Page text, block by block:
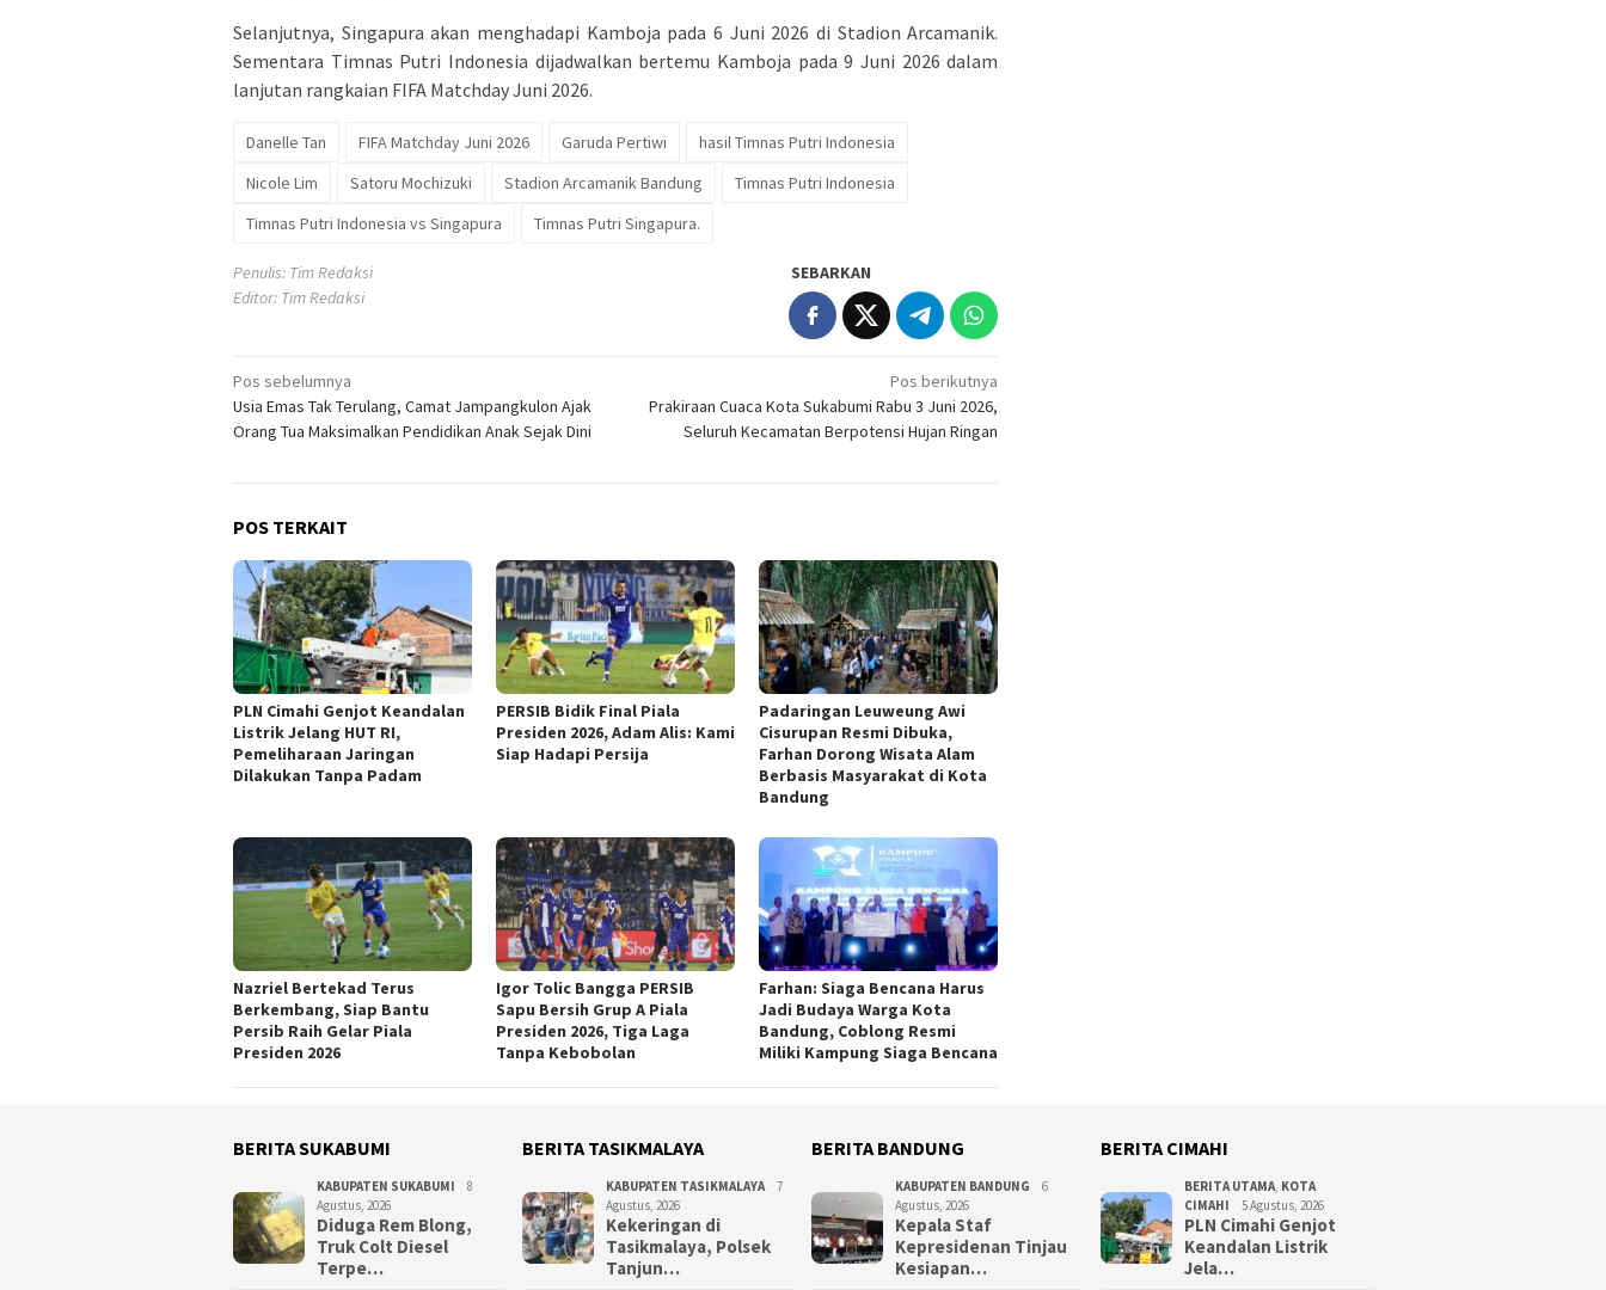
Selanjutnya, Singapura akan menghadapi Kamboja pada 6 Juni 2026 di Stadion Arcamanik.
Sementara Timnas Putri Indonesia dijadwalkan bertemu Kamboja pada 9 Juni 2026 dalam
lanjutan rangkaian FIFA Matchday Juni 2026.
Danelle Tan FIFA Matchday Juni 2026 Garuda Pertiwi
hasil Timnas Putri Indonesia
Nicole Lim
Satoru Mochizuki Stadion Arcamanik Bandung
Timnas Putri Indonesia
Timnas Putri Indonesia vs Singapura
Timnas Putri Singapura.
Penulis: Tim Redaksi
Editor: Tim Redaksi
SEBARKAN
Navigasi
pos
Pos sebelumnya
Usia Emas Tak Terulang, Camat Jampangkulon Ajak
Orang Tua Maksimalkan Pendidikan Anak Sejak Dini
Pos berikutnya
Prakiraan Cuaca Kota Sukabumi Rabu 3 Juni 2026,
Seluruh Kecamatan Berpotensi Hujan Ringan
POS TERKAIT
PLN Cimahi Genjot Keandalan
Listrik Jelang HUT RI,
Pemeliharaan Jaringan
Dilakukan Tanpa Padam
PERSIB Bidik Final Piala
Presiden 2026, Adam Alis: Kami
Siap Hadapi Persija
Padaringan Leuweung Awi
Cisurupan Resmi Dibuka,
Farhan Dorong Wisata Alam
Berbasis Masyarakat di Kota
Bandung
Nazriel Bertekad Terus
Berkembang, Siap Bantu
Persib Raih Gelar Piala
Presiden 2026
Igor Tolic Bangga PERSIB
Sapu Bersih Grup A Piala
Presiden 2026, Tiga Laga
Tanpa Kebobolan
Farhan: Siaga Bencana Harus
Jadi Budaya Warga Kota
Bandung, Coblong Resmi
Miliki Kampung Siaga Bencana
BERITA SUKABUMI
KABUPATEN SUKABUMI
8
Agustus, 2026
Diduga Rem Blong,
Truk Colt Diesel
Terpe…
BERITA TASIKMALAYA
KABUPATEN TASIKMALAYA
7
Agustus, 2026
Kekeringan di
Tasikmalaya, Polsek
Tanjun…
BERITA BANDUNG
KABUPATEN BANDUNG
6
Agustus, 2026
Kepala Staf
Kepresidenan Tinjau
Kesiapan…
BERITA CIMAHI
BERITA UTAMA, KOTA
CIMAHI
5 Agustus, 2026
PLN Cimahi Genjot
Keandalan Listrik
Jela…